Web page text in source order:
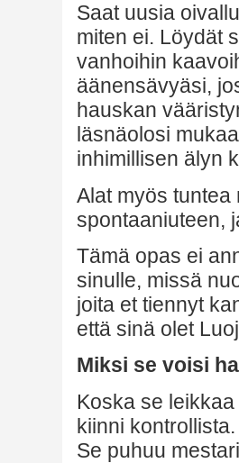
Saat uusia
miten ei. Löydät
vanhoihin
äänensävyäsi,
hauskan
läsnäolosi
inhimillisen älyn
Alat myös
spontaaniuteen,
Tämä opas ei
sinulle, missä
joita et tiennyt
että sinä olet
Miksi se voisi
Koska se
kiinni
Se puhuu